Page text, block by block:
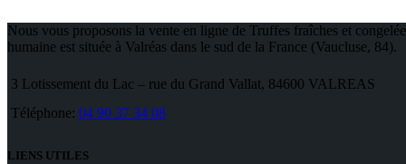
Nous vous proposons la vente en ligne de Truffes fraîches et
humaine est située à Valréas dans le sud de la France (Vaucluse, 84).
3 Lotissement du Lac – rue du Grand Vallat, 84600 VALREAS
Téléphone: 04 90 37 34 08
LIENS UTILES